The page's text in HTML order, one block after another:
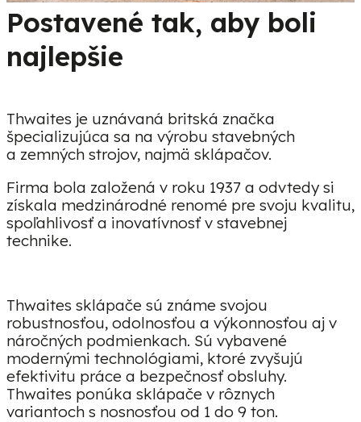
Postavené tak, aby boli
najlepšie
Thwaites je uznávaná britská značka
špecializujúca sa na výrobu stavebných
a zemných strojov, najmä sklápačov.
Firma bola založená v roku 1937 a odvtedy si
získala medzinárodné renomé pre svoju kvalitu,
spoľahlivosť a inovatívnosť v stavebnej
technike.
Thwaites sklápače sú známe svojou
robustnosťou, odolnosťou a výkonnosťou aj v
náročných podmienkach. Sú vybavené
modernými technológiami, ktoré zvyšujú
efektivitu práce a bezpečnosť obsluhy.
Thwaites ponúka sklápače v rôznych
variantoch s nosnosťou od 1 do 9 ton.